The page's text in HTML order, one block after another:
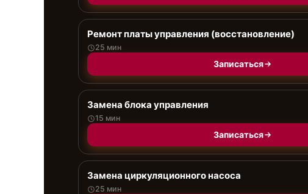
Ремонт платы управления (восстановление)
25 мин
Записаться
Замена блока управления
15 мин
Записаться
Замена циркуляционного насоса
25 мин